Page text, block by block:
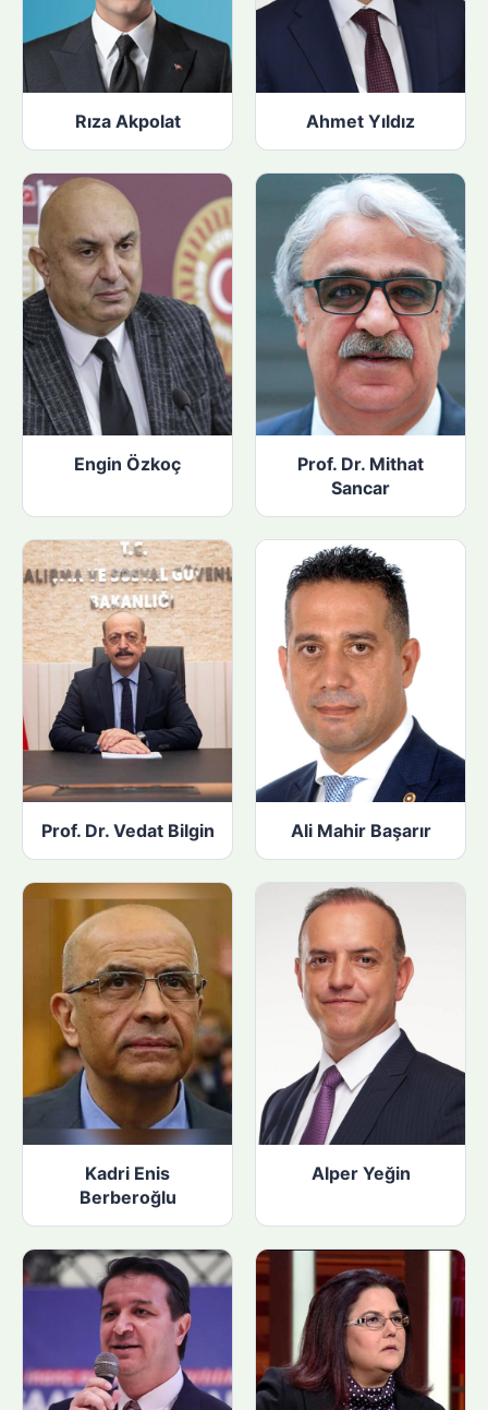
Rıza Akpolat Ahmet Yıldız
Engin Özkoç
Prof. Dr. Mithat
Sancar
Prof. Dr. Vedat Bilgin Ali Mahir Başarır
Kadri Enis
Berberoğlu
Alper Yeğin